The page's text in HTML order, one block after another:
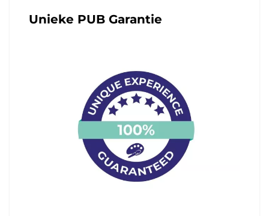
Unieke PUB Garantie